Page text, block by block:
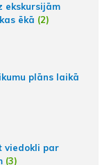
ekskursijām
ēkā (2)
plāns laikā
viedokli par
(3)